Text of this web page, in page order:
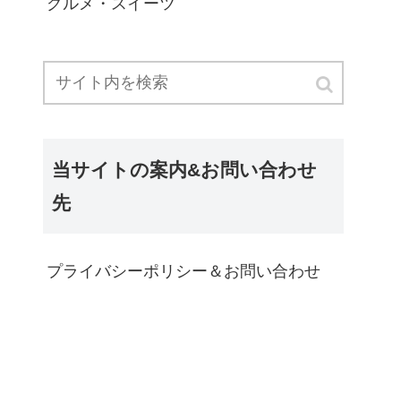
当サイトの案内&お問い合わせ
先
プライバシーポリシー＆お問い合わせ